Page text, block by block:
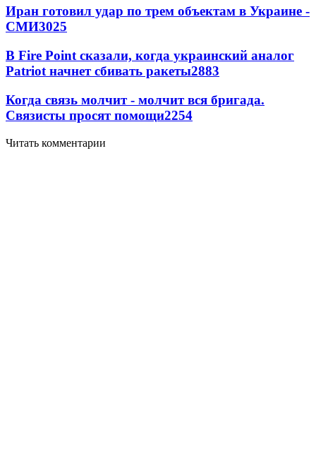
Иран готовил удар по трем объектам в Украине -
СМИ3025
В Fire Point сказали, когда украинский аналог
Patriot начнет сбивать ракеты2883
Когда связь молчит - молчит вся бригада.
Связисты просят помощи2254
Читать комментарии